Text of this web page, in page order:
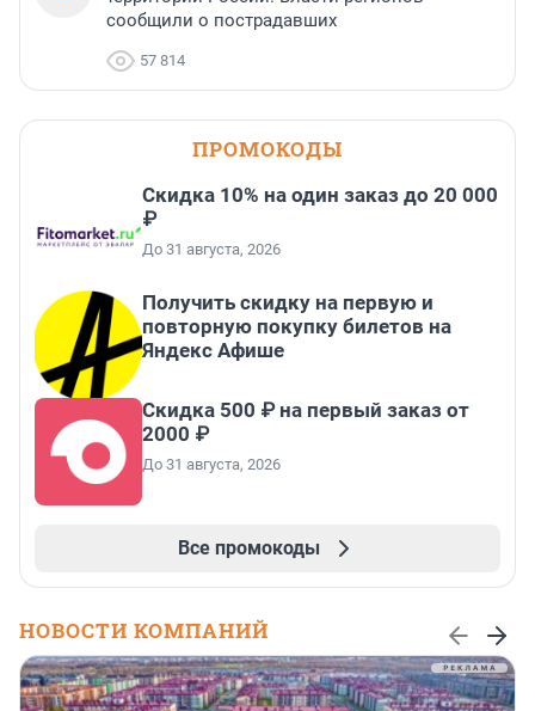
сообщили о пострадавших
57 814
ПРОМОКОДЫ
Скидка 10% на один заказ до 20 000
₽
До 31 августа, 2026
Получить скидку на первую и
повторную покупку билетов на
Яндекс Афише
Скидка 500 ₽ на первый заказ от
2000 ₽
До 31 августа, 2026
Все промокоды
НОВОСТИ КОМПАНИЙ